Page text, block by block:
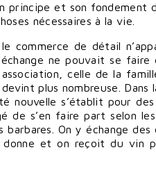
principe et son
nécessaires à la vie.
commerce de détail
ne pouvait se
celle de la
plus nombreuse.
nouvelle s’établit pour
de s’en faire part selon
barbares. On y échange
et on reçoit du vin